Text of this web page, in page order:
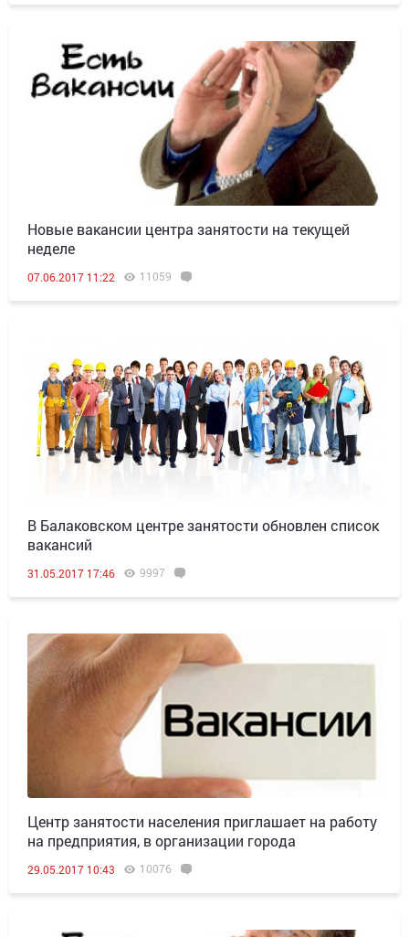
Новые вакансии центра занятости на текущей
неделе
07.06.2017 11:22 11059
В Балаковском центре занятости обновлен список
вакансий
31.05.2017 17:46 9997
Центр занятости населения приглашает на работу
на предприятия, в организации города
29.05.2017 10:43 10076